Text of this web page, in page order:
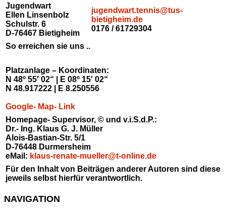
Jugendwart
Ellen Linsenbolz
Schulstr. 6
D-76467 Bietigheim
jugendwart.tennis@tus-
bietigheim.de
0176 / 61729304
So erreichen sie uns ..
Platzanlage – Koordinaten:
N 48º 55′ 02“ | E 08º 15′ 02“
N 48.917222 | E 8.250556
Google- Map- Link
Homepage- Supervisor, © und v.i.S.d.P.:
Dr.- Ing. Klaus G. J. Müller
Alois-Bastian-Str. 5/1
D-76448 Durmersheim
eMail: klaus-renate-mueller@t-online.de
Für den Inhalt von Beiträgen anderer Autoren sind diese
jeweils selbst hierfür verantwortlich.
NAVIGATION